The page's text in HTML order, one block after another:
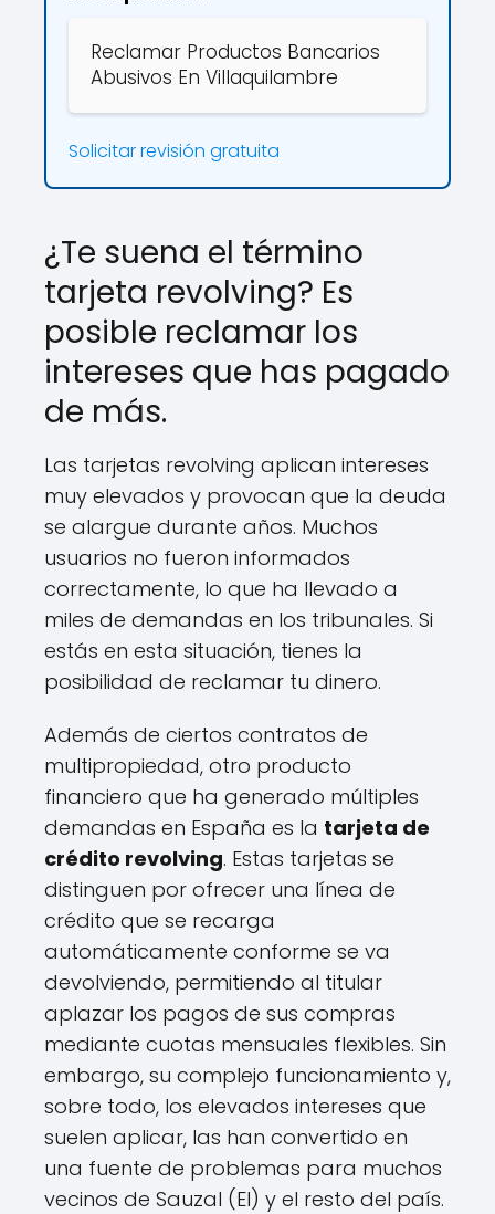
Reclamar Productos Bancarios
Abusivos En Villaquilambre
Solicitar revisión gratuita
¿Te suena el término
tarjeta revolving? Es
posible reclamar los
intereses que has pagado
de más.
Las tarjetas revolving aplican intereses
muy elevados y provocan que la deuda
se alargue durante años. Muchos
usuarios no fueron informados
correctamente, lo que ha llevado a
miles de demandas en los tribunales. Si
estás en esta situación, tienes la
posibilidad de reclamar tu dinero.
Además de ciertos contratos de
multipropiedad, otro producto
financiero que ha generado múltiples
demandas en España es la tarjeta de
crédito revolving. Estas tarjetas se
distinguen por ofrecer una línea de
crédito que se recarga
automáticamente conforme se va
devolviendo, permitiendo al titular
aplazar los pagos de sus compras
mediante cuotas mensuales flexibles. Sin
embargo, su complejo funcionamiento y,
sobre todo, los elevados intereses que
suelen aplicar, las han convertido en
una fuente de problemas para muchos
vecinos de Sauzal (El) y el resto del país.